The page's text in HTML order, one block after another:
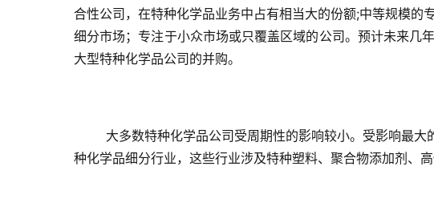
合性公司，在特种化学品业务中占有相当大的份额;中等规模的
细分市场；专注于小众市场或只覆盖区域的公司。预计未来几
大型特种化学品公司的并购。
大多数特种化学品公司受周期性的影响较小。受影响最
种化学品细分行业，这些行业涉及特种塑料、聚合物添加剂、